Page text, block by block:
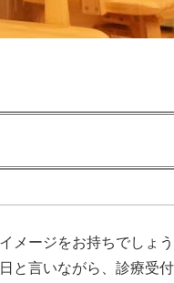
メージをお持ちでし
と言いながら、診療受